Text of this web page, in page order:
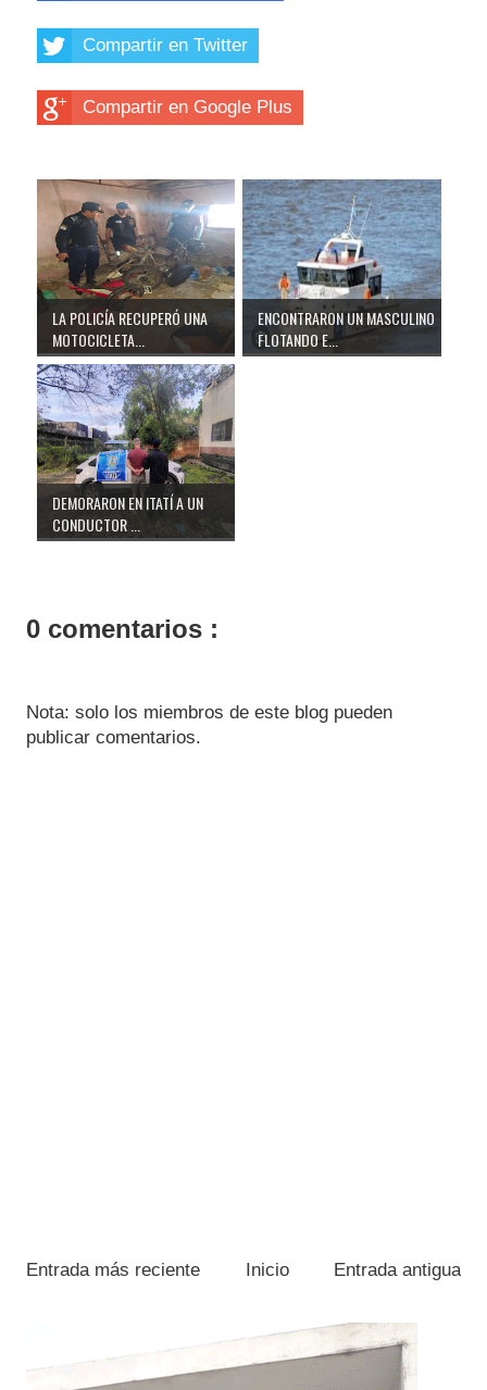
Compartir en Twitter
Compartir en Google Plus
LA POLICÍA RECUPERÓ UNA
MOTOCICLETA...
ENCONTRARON UN MASCULINO
FLOTANDO E...
DEMORARON EN ITATÍ A UN
CONDUCTOR ...
0 comentarios :
Nota: solo los miembros de este blog pueden
publicar comentarios.
Entrada más reciente Entrada antigua
Inicio